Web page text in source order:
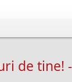
de tine!